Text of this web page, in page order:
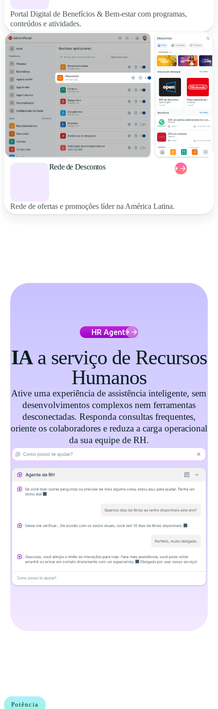
Portal Digital de Benefícios & Bem-estar com programas,
conteúdos e atividades.
Rede de Descontos
Rede de ofertas e promoções líder na América Latina.
HR Agent
IAa serviço de Recursos
Humanos
Ative uma experiência de assistência inteligente, sem
desenvolvimentos complexos nem ferramentas
desconectadas. Responda consultas frequentes,
oriente os colaboradores e reduza a carga operacional
da sua equipe de RH.
Potência